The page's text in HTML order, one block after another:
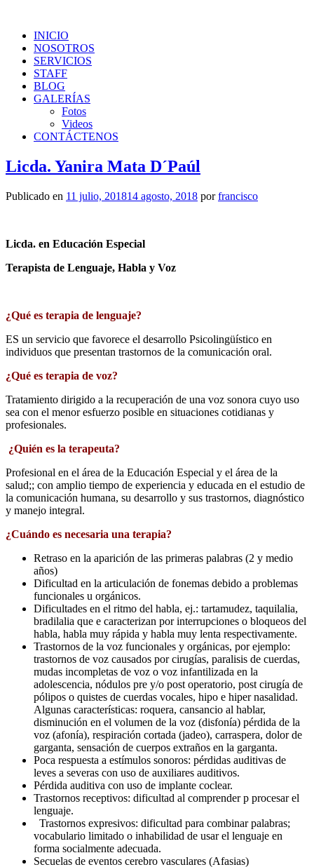
INICIO
NOSOTROS
SERVICIOS
STAFF
BLOG
GALERÍAS
Fotos
Videos
CONTÁCTENOS
Licda. Yanira Mata D´Paúl
Publicado en 11 julio, 201814 agosto, 2018 porfrancisco
Licda. en Educación Especial
Terapista de Lenguaje, Habla y Voz
¿Qué es terapia de lenguaje?
ES un servicio que favorece el desarrollo Psicolingüístico en
individuos que presentan trastornos de la comunicación oral.
¿Qué es terapia de voz?
Tratamiento dirigido a la recuperación de una voz sonora cuyo uso
sea con el menor esfuerzo posible en situaciones cotidianas y
profesionales.
¿Quién es la terapeuta?
Profesional en el área de la Educación Especial y el área de la
salud;; con amplio tiempo de experiencia y educada en el estudio de
la comunicación humana, su desarrollo y sus trastornos, diagnóstico
y manejo integral.
¿Cuándo es necesaria una terapia?
Retraso en la aparición de las primeras palabras (2 y medio
años)
Dificultad en la articulación de fonemas debido a problemas
funcionales u orgánicos.
Dificultades en el ritmo del habla, ej.: tartamudez, taquilalia,
bradilalia que e caracterizan por interrupciones o bloqueos del
habla, habla muy rápida y habla muy lenta respectivamente.
Trastornos de la voz funcionales y orgánicas, por ejemplo:
trastornos de voz causados por cirugías, paralisis de cuerdas,
mudas incompletas de voz o voz infantilizada en la
adolescencia, nódulos pre y/o post operatorio, post cirugía de
pólipos o quistes de cuerdas vocales, hipo e hiper nasalidad.
Algunas características: roquera, cansancio al hablar,
disminución en el volumen de la voz (disfonía) pérdida de la
voz (afonía), respiración cortada (jadeo), carraspera, dolor de
garganta, sensación de cuerpos extraños en la garganta.
Poca respuesta a estímulos sonoros: pérdidas auditivas de
leves a severas con uso de auxiliares auditivos.
Pérdida auditiva con uso de implante coclear.
Trastornos receptivos: dificultad al comprender p procesar el
lenguaje.
Trastornos expresivos: dificultad para combinar palabras;
vocabulario limitado o inhabilidad de usar el lenguaje en
forma socialmente adecuada.
Secuelas de eventos cerebro vasculares (Afasias)